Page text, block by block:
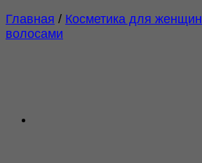
Главная / Косметика для женщин
волосами